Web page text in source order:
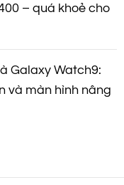
– quá khoẻ cho
Galaxy Watch9:
và màn hình nâng